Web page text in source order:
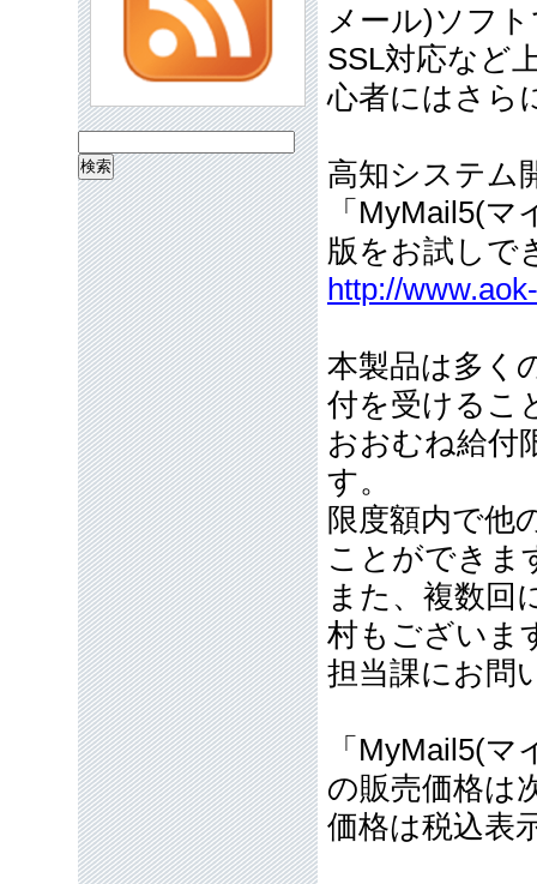
メール)ソフ
SSL対応など
心者にはさら
高知システム
「MyMail5(
版をお試しで
http://
本製品は多く
付を受けるこ
おおむね給付
す。
限度額内で他
ことができま
また、複数回
村もございま
担当課にお問
「MyMail5(
の販売価格は
価格は税込表
索: